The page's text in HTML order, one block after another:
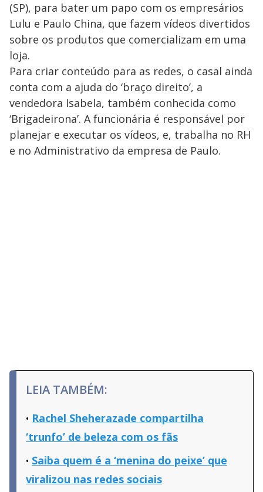
(SP), para bater um papo com os empresários
Lulu e Paulo China, que fazem vídeos divertidos
sobre os produtos que comercializam em uma
loja.
Para criar conteúdo para as redes, o casal ainda
conta com a ajuda do ‘braço direito’, a
vendedora Isabela, também conhecida como
‘Brigadeirona’. A funcionária é responsável por
planejar e executar os vídeos, e, trabalha no RH
e no Administrativo da empresa de Paulo.
LEIA TAMBÉM:
Rachel Sheherazade compartilha
‘trunfo’ de beleza com os fãs
Saiba quem é a ‘menina do peixe’ que
viralizou nas redes sociais